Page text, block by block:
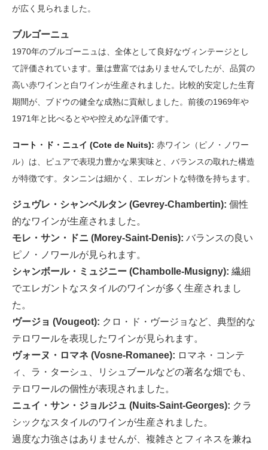
が広く見られました。
ブルゴーニュ
1970年のブルゴーニュは、全体として良好なヴィンテージとし
て評価されています。量は豊富ではありませんでしたが、品質の
高い赤ワインと白ワインが生産されました。比較的安定した生育
期間が、ブドウの健全な成熟に貢献しました。前後の1969年や
1971年と比べるとやや控えめな評価です。
コート・ド・ニュイ (Cote de Nuits): 赤ワイン（ピノ・ノワー
ル）は、ピュアで表現力豊かな果実味と、バランスの取れた構造
が特徴です。タンニンは細かく、エレガントな特徴を持ちます。
ジュヴレ・シャンベルタン (Gevrey-Chambertin): 個性
的なワインが生産されました。
モレ・サン・ドニ (Morey-Saint-Denis): バランスの良い
ピノ・ノワールが見られます。
シャンボール・ミュジニー (Chambolle-Musigny): 繊細
でエレガントなスタイルのワインが多く生産されまし
た。
ヴージョ (Vougeot): クロ・ド・ヴージョなど、典型的な
テロワールを表現したワインが見られます。
ヴォーヌ・ロマネ (Vosne-Romanee): ロマネ・コンテ
ィ、ラ・ターシュ、リシュブールなどの著名な畑でも、
テロワールの個性が表現されました。
ニュイ・サン・ジョルジュ (Nuits-Saint-Georges): クラ
シックなスタイルのワインが生産されました。
過度な力強さはありませんが、複雑さとフィネスを兼ね